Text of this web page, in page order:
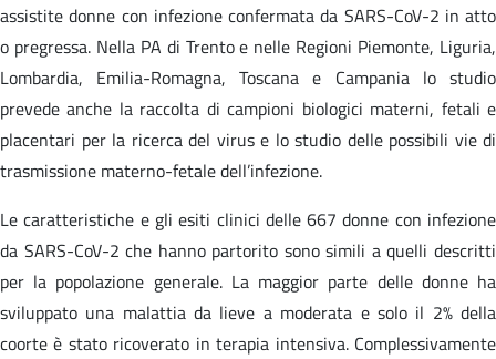
assistite donne con infezione confermata da SARS-CoV-2 in atto
o pregressa. Nella PA di Trento e nelle Regioni Piemonte, Liguria,
Lombardia, Emilia-Romagna, Toscana e Campania lo studio
prevede anche la raccolta di campioni biologici materni, fetali e
placentari per la ricerca del virus e lo studio delle possibili vie di
trasmissione materno-fetale dell’infezione.
Le caratteristiche e gli esiti clinici delle 667 donne con infezione
da SARS-CoV-2 che hanno partorito sono simili a quelli descritti
per la popolazione generale. La maggior parte delle donne ha
sviluppato una malattia da lieve a moderata e solo il 2% della
coorte è stato ricoverato in terapia intensiva. Complessivamente